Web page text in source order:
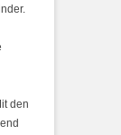
den